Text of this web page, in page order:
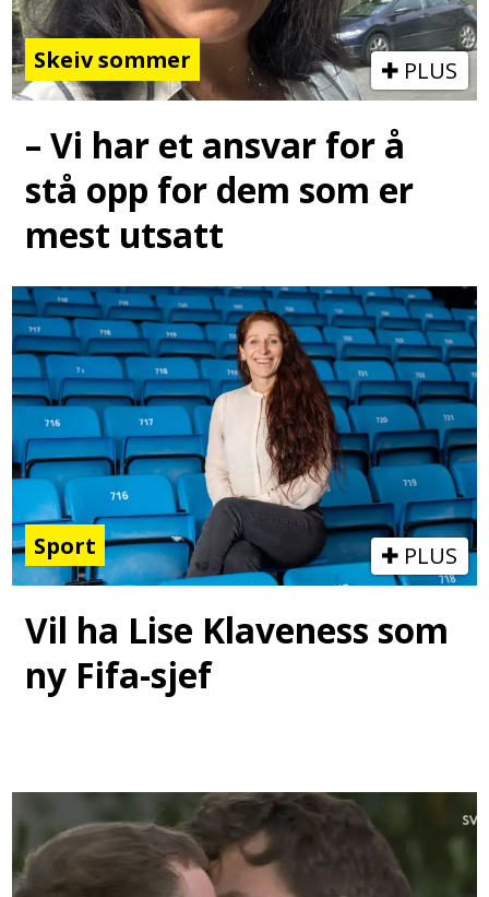
Skeiv sommer PLUS
– Vi har et ansvar for å
stå opp for dem som er
mest utsatt
Sport PLUS
Vil ha Lise Klaveness som
ny Fifa-sjef